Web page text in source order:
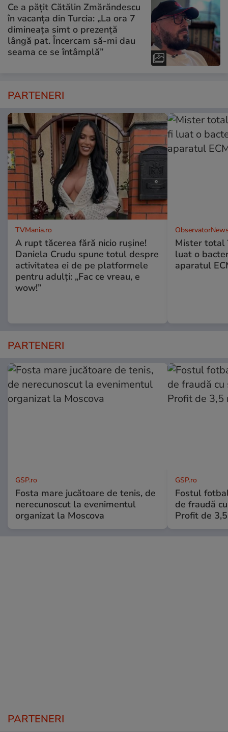
Ce a pățit Cătălin Zmărăndescu
în vacanța din Turcia: „La ora 7
dimineața simt o prezență
lângă pat. Încercam să-mi dau
seama ce se întâmplă”
PARTENERI
TVMania.ro
A rupt tăcerea fără nicio rușine!
Daniela Crudu spune totul despre
activitatea ei de pe platformele
pentru adulți: „Fac ce vreau, e
wow!”
Mister total
luat o
aparatul
PARTENERI
GSP.ro
Fosta mare jucătoare de tenis, de
nerecunoscut la evenimentul
organizat la Moscova
GSP.ro
Fostul
de fraudă
Profit de
PARTENERI